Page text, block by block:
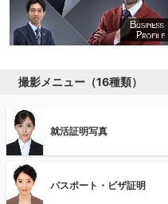
撮影メニュー（16種類）
就活証明写真
パスポート・ビザ証明